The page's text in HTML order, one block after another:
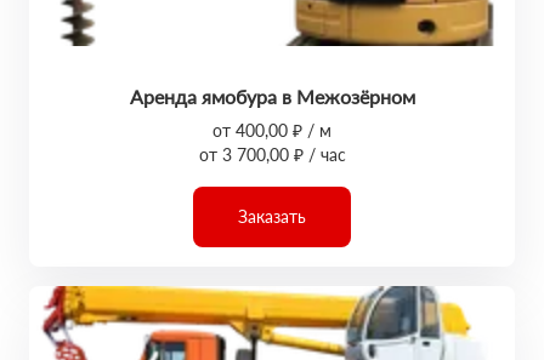
Аренда ямобура в Межозёрном
от 400,00 ₽ / м
от 3 700,00 ₽ / час
Заказать